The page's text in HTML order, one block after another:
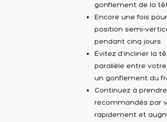
gonflement de la
Encore une fois
position semi-
pendant cinq jours.
Évitez d'incliner la
parallèle entre
un gonflement du
Continuez à
recommandés par
rapidement et